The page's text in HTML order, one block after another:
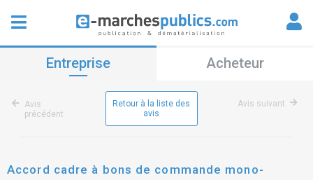
Entreprise Acheteur
Avis
précédent
Retour à la liste des
avis
Avis suivant
Accord cadre à bons de commande mono-